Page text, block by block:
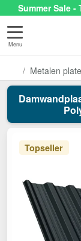
Summer Sale
Menu
Metalen
Topseller